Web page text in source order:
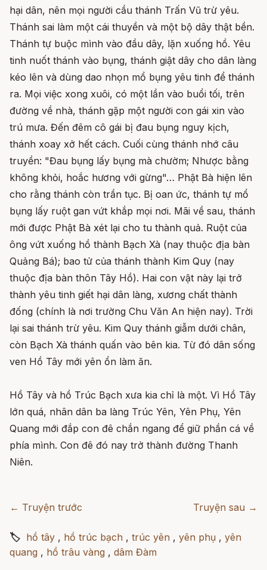
hại dân, nên mọi người cầu thánh Trấn Vũ trừ yêu.
Thánh sai làm một cái thuyền và một bộ dây thật bền.
Thánh tự buộc mình vào đầu dây, lặn xuống hồ. Yêu
tinh nuốt thánh vào bụng, thánh giật dây cho dân làng
kéo lên và dùng dao nhọn mổ bụng yêu tinh để thánh
ra. Mọi việc xong xuôi, có một lần vào buổi tối, trên
đường về nhà, thánh gặp một người con gái xin vào
trú mưa. Đến đêm cô gái bị đau bụng nguy kịch,
thánh xoay xở hết cách. Cuối cùng thánh nhớ câu
truyền: "Đau bụng lấy bụng mà chườm; Nhược bằng
không khỏi, hoắc hương với gừng"… Phật Bà hiện lên
cho rằng thánh còn trần tục. Bị oan ức, thánh tự mổ
bụng lấy ruột gan vứt khắp mọi nơi. Mãi về sau, thánh
mới được Phật Bà xét lại cho tu thành quả. Ruột của
ông vứt xuống hồ thành Bạch Xà (nay thuộc địa bàn
Quảng Bá); bao tử của thánh thành Kim Quy (nay
thuộc địa bàn thôn Tây Hồ). Hai con vật này lại trở
thành yêu tinh giết hại dân làng, xương chất thành
đống (chính là nơi trường Chu Văn An hiện nay). Trời
lại sai thánh trừ yêu. Kim Quy thánh giẫm dưới chân,
còn Bạch Xà thánh quấn vào bên kia. Từ đó dân sống
ven Hồ Tây mới yên ổn làm ăn.
Hồ Tây và hồ Trúc Bạch xưa kia chỉ là một. Vì Hồ Tây
lớn quá, nhân dân ba làng Trúc Yên, Yên Phụ, Yên
Quang mới đắp con đê chắn ngang để giữ phần cá về
phía mình. Con đê đó nay trở thành đường Thanh
Niên.
← Truyện trước Truyện sau →
🏷 hồ tây , hồ trúc bạch , trúc yên , yên phụ , yên
quang , hồ trâu vàng , dâm Đàm